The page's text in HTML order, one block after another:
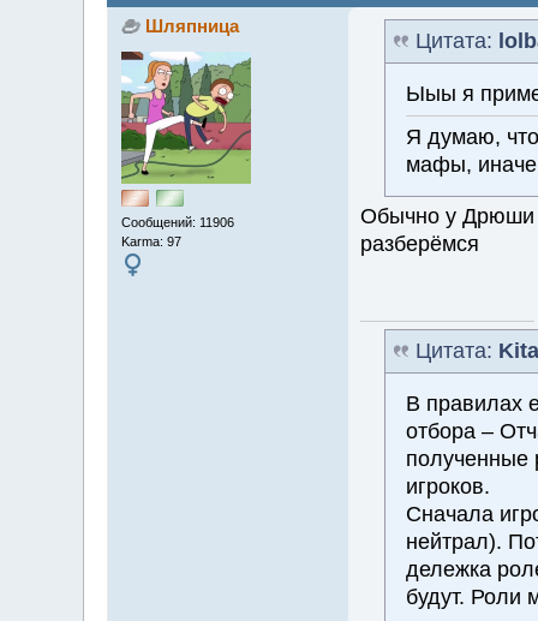
Шляпница
Сообщений: 11906
Karma: 97
Цитата:
Ыыы я
Я думаю,
мафы, иначе
Обычно у Дрюши
разберёмся
Цитата:
В правилах
отбора –
полученные
игроков.
Сначала
нейтрал).
дележка
будут. Роли